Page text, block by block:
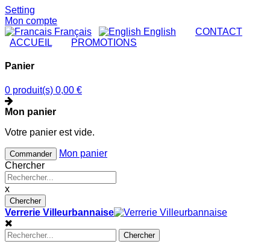
Setting
Mon compte
Français
English CONTACT
ACCUEIL
PROMOTIONS
Panier
0 produit(s) 0,00 €
Mon panier
Votre panier est vide.
Commander
Mon panier
Chercher
x
Chercher
Verrerie Villeurbannaise
Chercher